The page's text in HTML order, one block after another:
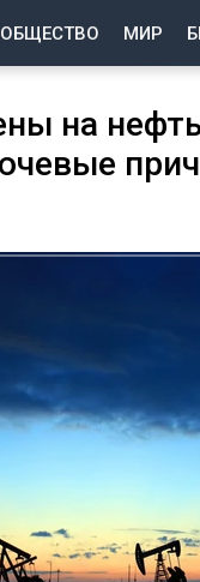
ОБЩЕСТВО МИР
на